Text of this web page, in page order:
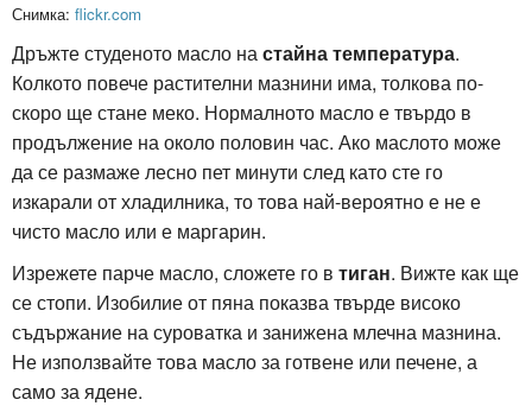
Снимка: flickr.com
Дръжте студеното масло настайна температура.
Колкото повече растителни мазнини има, толкова по-
скоро ще стане меко. Нормалното масло е твърдо в
продължение на около половин час. Ако маслото може
да се размаже лесно пет минути след като сте го
изкарали от хладилника, то това най-вероятно е не е
чисто масло или е маргарин.
Изрежете парче масло, сложете го в тиган. Вижте как ще
се стопи. Изобилие от пяна показва твърде високо
съдържание на суроватка и занижена млечна мазнина.
Не използвайте това масло за готвене или печене, а
само за ядене.